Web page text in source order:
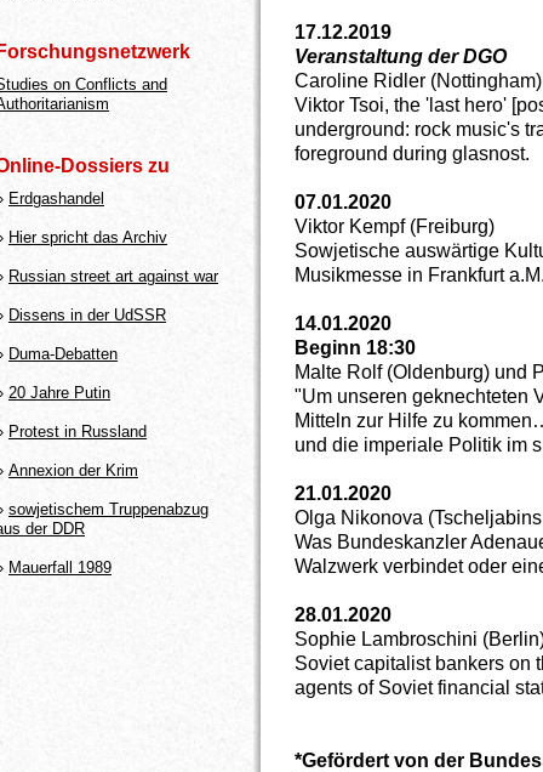
17.12.2019
Veranstaltung der DGO
Caroline Ridler (Nottingham)
Viktor Tsoi, the 'last hero'
underground: rock music's
foreground during glasnost.
07.01.2020
Viktor Kempf (Freiburg)
Sowjetische auswärtige
Musikmesse in Frankfurt
14.01.2020
Beginn 18:30
Malte Rolf (Oldenburg) und
"Um unseren geknechteten
Mitteln zur Hilfe zu
und die imperiale Politik im
21.01.2020
Olga Nikonova
Was Bundeskanzler
Walzwerk verbindet oder
28.01.2020
Sophie Lambroschini
Soviet capitalist bankers on
agents of Soviet financial
*Gefördert von der
on Conflicts and
Dossiers zu
Erdgashandel
Hier spricht das Archiv
Russian street art against war
Dissens in der UdSSR
Duma-Debatten
20 Jahre Putin
Protest in Russland
Annexion der Krim
sowjetischem Truppenabzug
der DDR
Mauerfall 1989